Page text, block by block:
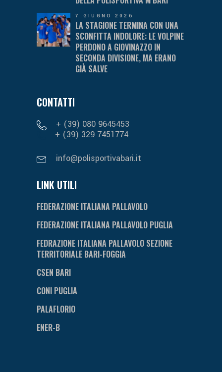
7 GIUGNO 2026
LA STAGIONE TERMINA CON UNA
SCONFITTA INDOLORE: LE VOLPINE
PERDONO A GIOVINAZZO IN
SECONDA DIVISIONE, MA ERANO
GIÀ SALVE
CONTATTI
+ (39) 080 9645453
+ (39) 329 7451774
info@polisportivabari.it
LINK UTILI
FEDERAZIONE ITALIANA PALLAVOLO
FEDERAZIONE ITALIANA PALLAVOLO PUGLIA
FEDRAZIONE ITALIANA PALLAVOLO SEZIONE
TERRITORIALE BARI-FOGGIA
CSEN BARI
CONI PUGLIA
PALAFLORIO
ENER-B